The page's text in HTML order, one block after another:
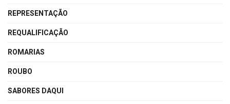
REPRESENTAÇÃO
REQUALIFICAÇÃO
ROMARIAS
ROUBO
SABORES DAQUI